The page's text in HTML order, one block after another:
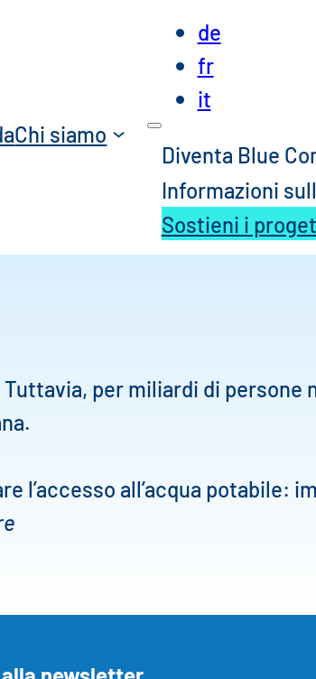
Chi siamo
de
fr
it
Diventa Blue
Informazioni
Sostieni i
per miliardi di persone
l’accesso all’acqua potabile: